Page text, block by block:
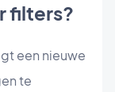
filters?
een nieuwe
te